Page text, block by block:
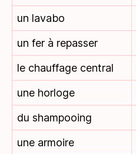
un lavabo
un fer à repasser
le chauffage central
une horloge
du shampooing
une armoire